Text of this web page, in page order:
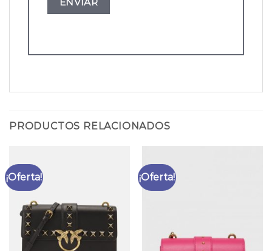
PRODUCTOS RELACIONADOS
¡Oferta! ¡Oferta!